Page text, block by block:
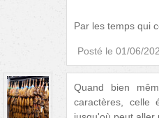
Par les temps qui
Posté le 01/06/
Quand bien
caractères, celle